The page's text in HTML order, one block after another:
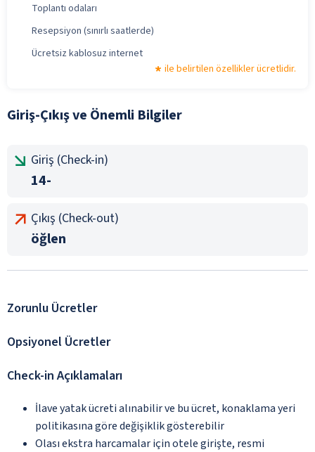
Toplantı odaları
Resepsiyon (sınırlı saatlerde)
Ücretsiz kablosuz internet
ile belirtilen özellikler ücretlidir.
Giriş-Çıkış ve Önemli Bilgiler
Giriş (Check-in)
14-
Çıkış (Check-out)
öğlen
Zorunlu Ücretler
Opsiyonel Ücretler
Check-in Açıklamaları
İlave yatak ücreti alınabilir ve bu ücret, konaklama yeri
politikasına göre değişiklik gösterebilir
Olası ekstra harcamalar için otele girişte, resmi